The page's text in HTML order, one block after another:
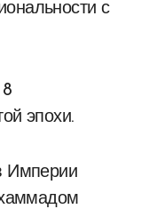
с
эпохи.
Империи